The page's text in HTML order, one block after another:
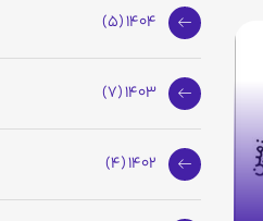
1404 (5)
1403 (7)
1402 (4)